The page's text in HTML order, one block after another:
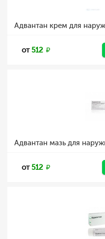
Адвантан крем для
от512
Адвантан мазь для
от512